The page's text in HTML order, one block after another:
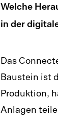
Welche
in der
Das
Baustein ist
Produktion,
Anlagen